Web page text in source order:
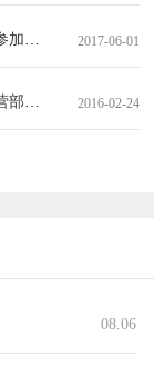
加笔试人员名单
2017-06-01
部经理的公告2016-02-24
08.06